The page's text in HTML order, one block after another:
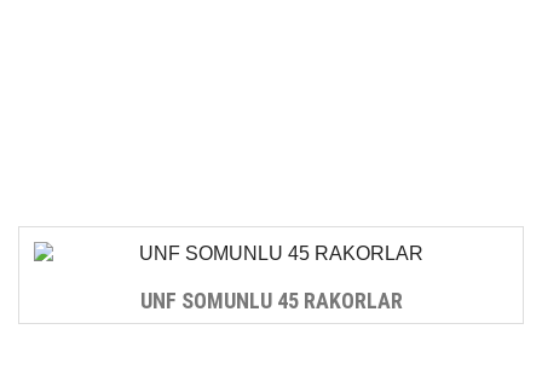
UNF SOMUNLU 45 RAKORLAR